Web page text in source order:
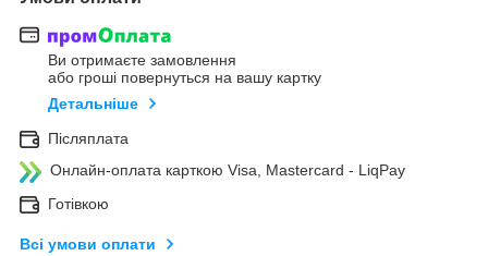
Ви отримаєте замовлення
або гроші повернуться на вашу картку
Детальніше
Післяплата
Онлайн-оплата карткою Visa, Mastercard - LiqPay
Готівкою
Всі умови оплати